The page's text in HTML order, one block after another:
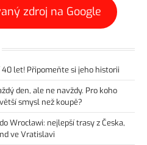
zdroj na Google
let! Připomeňte si jeho historii
den, ale ne navždy. Pro koho
smysl než koupě?
Wrocławi: nejlepší trasy z Česka,
ve Vratislavi